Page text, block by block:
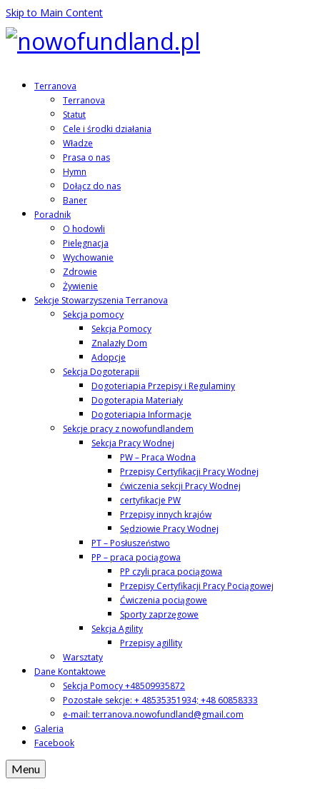
Skip to Main Content
Terranova
Terranova
Statut
Cele i środki działania
Władze
Prasa o nas
Hymn
Dołącz do nas
Baner
Poradnik
O hodowli
Pielęgnacja
Wychowanie
Zdrowie
Żywienie
Sekcje Stowarzyszenia Terranova
Sekcja pomocy
Sekcja Pomocy
Znalazły Dom
Adopcje
Sekcja Dogoterapii
Dogoteriapia Przepisy i Regulaminy
Dogoterapia Materiały
Dogoteriapia Informacje
Sekcje pracy z nowofundlandem
Sekcja Pracy Wodnej
PW – Praca Wodna
Przepisy Certyfikacji Pracy Wodnej
ćwiczenia sekcji Pracy Wodnej
certyfikacje PW
Przepisy innych krajów
Sędziowie Pracy Wodnej
PT – Posłuszeństwo
PP – praca pociągowa
PP czyli praca pociągowa
Przepisy Certyfikacji Pracy Pociągowej
Ćwiczenia pociągowe
Sporty zaprzęgowe
Sekcja Agility
Przepisy agillity
Warsztaty
Dane Kontaktowe
Sekcja Pomocy +48509935872
Pozostałe sekcje: + 48535351934; +48 60858333
e-mail: terranova.nowofundland@gmail.com
Galeria
Facebook
Menu